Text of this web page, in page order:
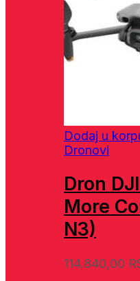
Dodaj u
Dronovi
Dron
More
N3)
114.840,00